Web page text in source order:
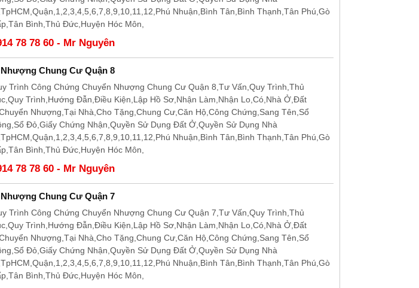
Nhuận,Bình Tân,Bình Thạnh,Tân Phú,Gò
Bình,Thủ Đức,Huyện Hóc Môn,
78 78 60 - Mr Nguyên
Chung Cư Quận 8
Trình Công Chứng Chuyển Nhượng Chung Cư Quận 8,Tư Vấn,Quy Trình,Thủ
Trình,Hướng Đẫn,Điều Kiện,Lập Hồ Sơ,Nhận Làm,Nhận Lo,Có,Nhà Ở,Đất
Nhượng,Tại Nhà,Cho Tặng,Chung Cư,Căn Hộ,Công Chứng,Sang Tên,Sổ
Đỏ,Giấy Chứng Nhận,Quyền Sử Dụng Đất Ở,Quyền Sử Dụng Nhà
Nhuận,Bình Tân,Bình Thạnh,Tân Phú,Gò
Bình,Thủ Đức,Huyện Hóc Môn,
78 78 60 - Mr Nguyên
Chung Cư Quận 7
Trình Công Chứng Chuyển Nhượng Chung Cư Quận 7,Tư Vấn,Quy Trình,Thủ
Trình,Hướng Đẫn,Điều Kiện,Lập Hồ Sơ,Nhận Làm,Nhận Lo,Có,Nhà Ở,Đất
Nhượng,Tại Nhà,Cho Tặng,Chung Cư,Căn Hộ,Công Chứng,Sang Tên,Sổ
Đỏ,Giấy Chứng Nhận,Quyền Sử Dụng Đất Ở,Quyền Sử Dụng Nhà
Nhuận,Bình Tân,Bình Thạnh,Tân Phú,Gò
Bình,Thủ Đức,Huyện Hóc Môn,